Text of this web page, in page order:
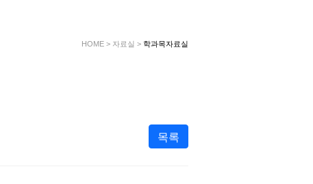
HOME > 자료실 > 학과목자료실
목록